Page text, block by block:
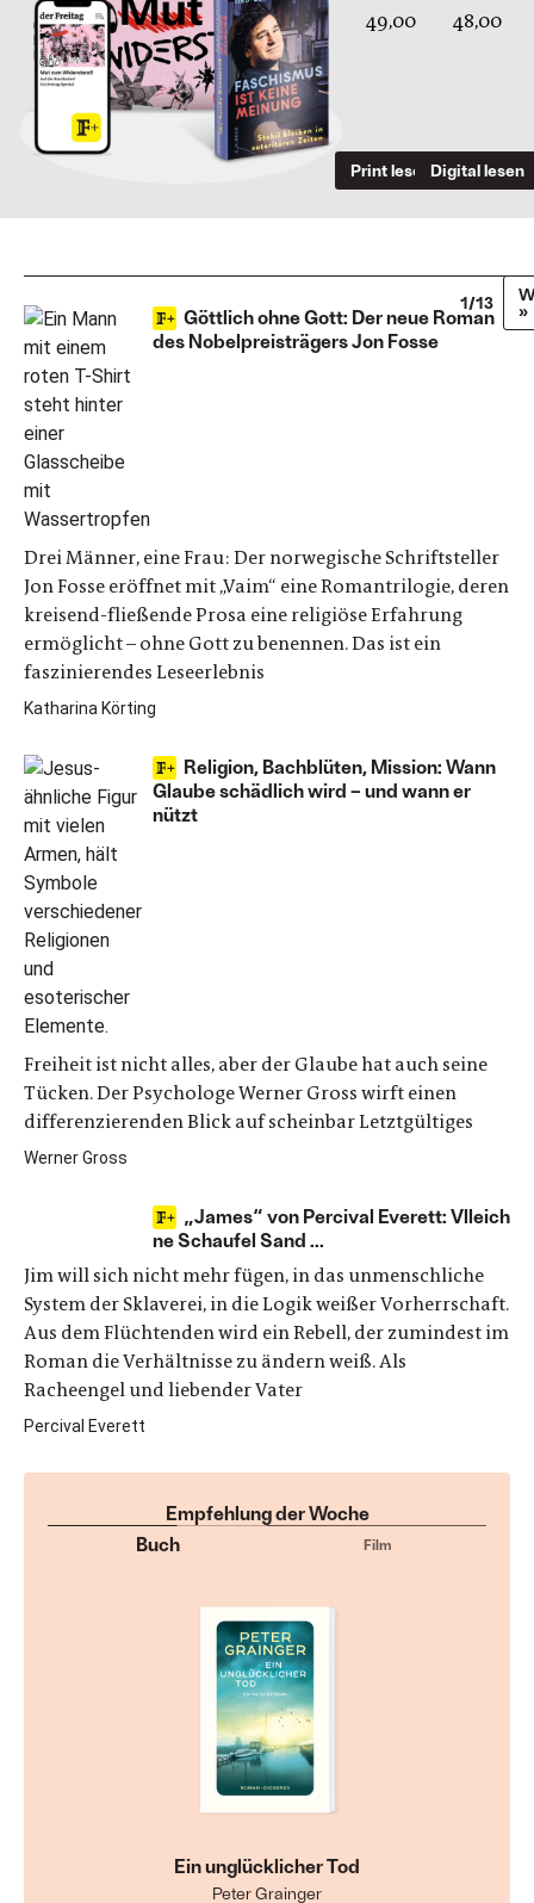
49,00
Print lesen
48,00
Digital lesen
Göttlich ohne Gott: Der neue Roman
des Nobelpreisträgers Jon Fosse
Drei Männer, eine Frau: Der norwegische Schriftsteller
Jon Fosse eröffnet mit „Vaim“ eine Romantrilogie, deren
kreisend-fließende Prosa eine religiöse Erfahrung
ermöglicht – ohne Gott zu benennen. Das ist ein
faszinierendes Leseerlebnis
Katharina Körting
Religion, Bachblüten, Mission: Wann
Glaube schädlich wird – und wann er
nützt
Freiheit ist nicht alles, aber der Glaube hat auch seine
Tücken. Der Psychologe Werner Gross wirft einen
differenzierenden Blick auf scheinbar Letztgültiges
Werner Gross
„James“ von Percival Everett: Vlleich
ne Schaufel Sand ...
Jim will sich nicht mehr fügen, in das unmenschliche
System der Sklaverei, in die Logik weißer Vorherrschaft.
Aus dem Flüchtenden wird ein Rebell, der zumindest im
Roman die Verhältnisse zu ändern weiß. Als
Racheengel und liebender Vater
Percival Everett
Empfehlung der Woche
Buch
Film
Ein unglücklicher Tod
Peter Grainger
1/13
»